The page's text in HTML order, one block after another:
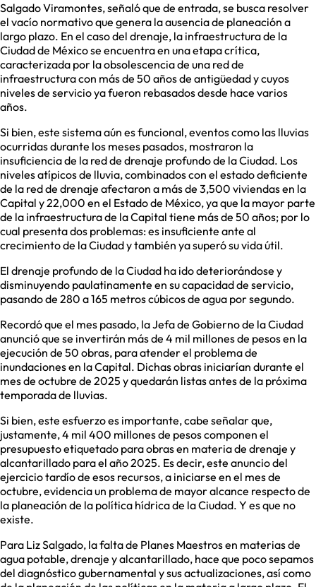
Salgado Viramontes, señaló que de entrada, se busca resolver
el vacío normativo que genera la ausencia de planeación a
largo plazo. En el caso del drenaje, la infraestructura de la
Ciudad de México se encuentra en una etapa crítica,
caracterizada por la obsolescencia de una red de
infraestructura con más de 50 años de antigüedad y cuyos
niveles de servicio ya fueron rebasados desde hace varios
años.
Si bien, este sistema aún es funcional, eventos como las lluvias
ocurridas durante los meses pasados, mostraron la
insuficiencia de la red de drenaje profundo de la Ciudad. Los
niveles atípicos de lluvia, combinados con el estado deficiente
de la red de drenaje afectaron a más de 3,500 viviendas en la
Capital y 22,000 en el Estado de México, ya que la mayor parte
de la infraestructura de la Capital tiene más de 50 años; por lo
cual presenta dos problemas: es insuficiente ante al
crecimiento de la Ciudad y también ya superó su vida útil.
El drenaje profundo de la Ciudad ha ido deteriorándose y
disminuyendo paulatinamente en su capacidad de servicio,
pasando de 280 a 165 metros cúbicos de agua por segundo.
Recordó que el mes pasado, la Jefa de Gobierno de la Ciudad
anunció que se invertirán más de 4 mil millones de pesos en la
ejecución de 50 obras, para atender el problema de
inundaciones en la Capital. Dichas obras iniciarían durante el
mes de octubre de 2025 y quedarán listas antes de la próxima
temporada de lluvias.
Si bien, este esfuerzo es importante, cabe señalar que,
justamente, 4 mil 400 millones de pesos componen el
presupuesto etiquetado para obras en materia de drenaje y
alcantarillado para el año 2025. Es decir, este anuncio del
ejercicio tardío de esos recursos, a iniciarse en el mes de
octubre, evidencia un problema de mayor alcance respecto de
la planeación de la política hídrica de la Ciudad. Y es que no
existe.
Para Liz Salgado, la falta de Planes Maestros en materias de
agua potable, drenaje y alcantarillado, hace que poco sepamos
del diagnóstico gubernamental y sus actualizaciones, así como